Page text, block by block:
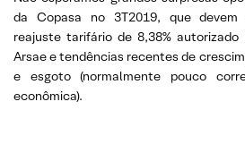
da Copasa no 3T2019, que
reajuste tarifário de 8,38%
Arsae e tendências recentes de
e esgoto (normalmente pouco
econômica).